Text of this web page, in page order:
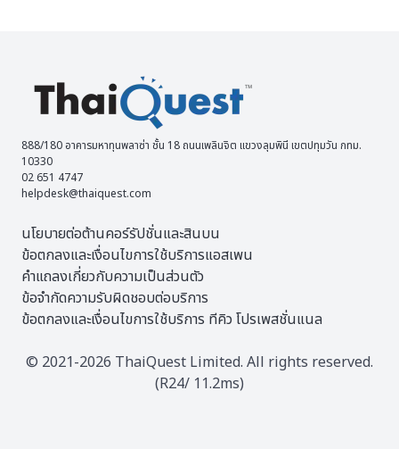
888/180 อาคารมหาทุนพลาซ่า ชั้น 18 ถนนเพลินจิต แขวงลุมพินี เขตปทุมวัน กทม.
10330
02 651 4747
helpdesk@thaiquest.com
นโยบายต่อต้านคอร์รัปชั่นและสินบน
ข้อตกลงและเงื่อนไขการใช้บริการแอสเพน
คำแถลงเกี่ยวกับความเป็นส่วนตัว
ข้อจำกัดความรับผิดชอบต่อบริการ
ข้อตกลงและเงื่อนไขการใช้บริการ ทีคิว โปรเพสชั่นแนล
© 2021-2026 ThaiQuest Limited. All rights reserved.
(R24/ 11.2ms)